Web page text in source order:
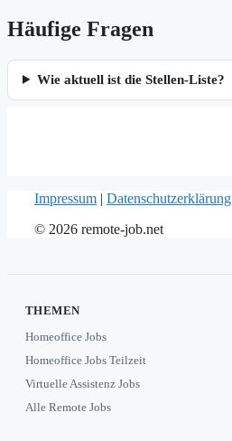
Häufige Fragen
Wie aktuell ist die Stellen-Liste?
Impressum | Datenschutzerklärung
© 2026 remote-job.net
THEMEN
Homeoffice Jobs
Homeoffice Jobs Teilzeit
Virtuelle Assistenz Jobs
Alle Remote Jobs